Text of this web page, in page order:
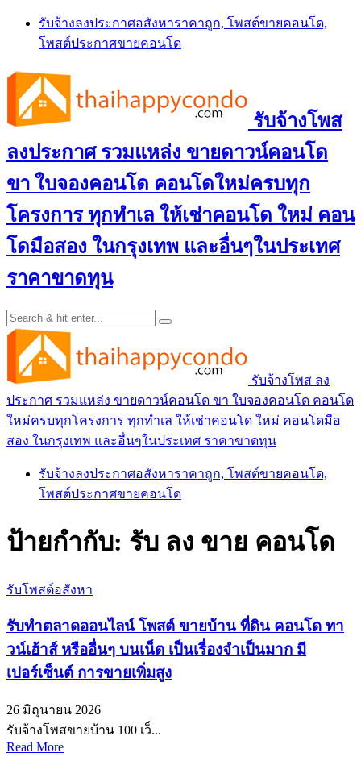
Skip
content
รับจ้างลงประกาศอสังหาราคาถูก, โพสต์ขายคอนโด,
โพสต์ประกาศขายคอนโด
รับจ้างโพส
ลงประกาศ รวมแหล่ง ขายดาวน์คอนโด
ขา ใบจองคอนโด คอนโดใหม่ครบทุก
โครงการ ทุกทำเล ให้เช่าคอนโด ใหม่ คอน
โดมือสอง ในกรุงเทพ และอื่นๆในประเทศ
ราคาขาดทุน
รับจ้างโพส ลง
ประกาศ รวมแหล่ง ขายดาวน์คอนโด ขา ใบจองคอนโด คอนโด
ใหม่ครบทุกโครงการ ทุกทำเล ให้เช่าคอนโด ใหม่ คอนโดมือ
สอง ในกรุงเทพ และอื่นๆในประเทศ ราคาขาดทุน
รับจ้างลงประกาศอสังหาราคาถูก, โพสต์ขายคอนโด,
โพสต์ประกาศขายคอนโด
ป้ายกำกับ: รับ ลง ขาย คอนโด
รับโพสต์อสังหา
รับทำตลาดออนไลน์ โพสต์ ขายบ้าน ที่ดิน คอนโด ทา
วน์เฮ้าส์ หรืออื่นๆ บนเน็ต เป็นเรื่องจำเป็นมาก มี
เปอร์เซ็นต์ การขายเพิ่มสูง
26 มิถุนายน 2026
รับจ้างโพสขายบ้าน 100 เว็...
Read More